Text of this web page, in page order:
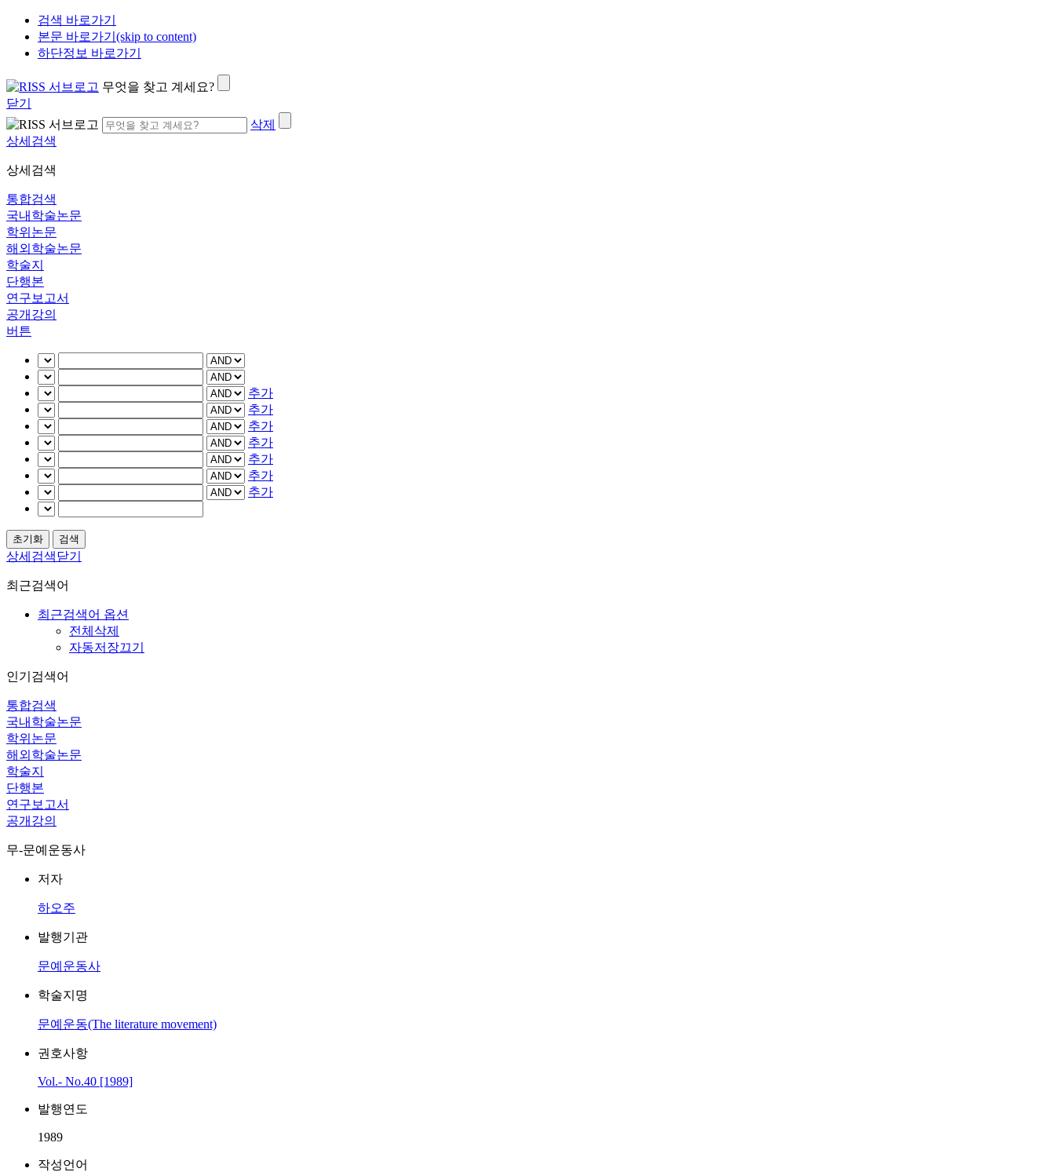
검색 바로가기
본문 바로가기(skip to content)
하단정보 바로가기
무엇을 찾고 계세요?
닫기
삭제
상세검색
상세검색
통합검색
국내학술논문
학위논문
해외학술논문
학술지
단행본
연구보고서
공개강의
버튼
추가
추가
추가
추가
추가
추가
추가
상세검색닫기
최근검색어
최근검색어 옵션
전체삭제
자동저장끄기
인기검색어
통합검색
국내학술논문
학위논문
해외학술논문
학술지
단행본
연구보고서
공개강의
무-문예운동사
저자
하오주
발행기관
문예운동사
학술지명
문예운동(The literature movement)
권호사항
Vol.- No.40 [1989]
발행연도
1989
작성언어